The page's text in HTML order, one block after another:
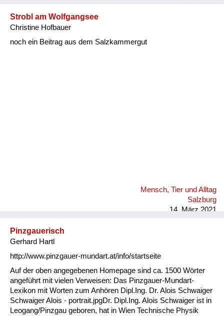
Strobl am Wolfgangsee
Christine Hofbauer
noch ein Beitrag aus dem Salzkammergut
Mensch, Tier und Alltag
Salzburg
14. März 2021
Pinzgauerisch
Gerhard Hartl
http://www.pinzgauer-mundart.at/info/startseite
Auf der oben angegebenen Homepage sind ca. 1500 Wörter
angeführt mit vielen Verweisen: Das Pinzgauer-Mundart-
Lexikon mit Worten zum Anhören Dipl.Ing. Dr. Alois Schwaiger
Schwaiger Alois - portrait.jpgDr. Dipl.Ing. Alois Schwaiger ist in
Leogang/Pinzgau geboren, hat in Wien Technische Physik